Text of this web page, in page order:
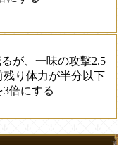
が、一味の攻撃2.5
り体力が半分以下
倍にする